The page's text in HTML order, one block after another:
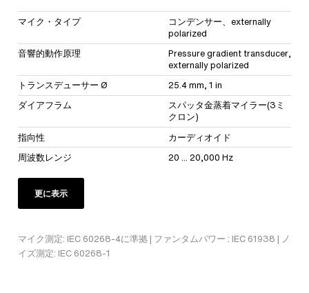
マイク・タイプ
コンデンサー、externally
polarized
音響的動作原理
Pressure gradient transducer,
externally polarized
トランスデューサー Ø
25.4 mm, 1 in
ダイアフラム
スパッタ金蒸着マイラー(3ミ
クロン)
指向性
カーディオイド
周波数レンジ
20 ... 20,000 Hz
更に表示
マイク測定: IEC 60268-4に準拠 | ファンタムパワー : IEC 61938 | ノ
イズ測定: IEC 60268-1